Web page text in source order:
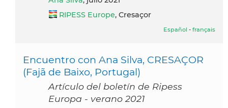
RIPESS Europe, Cresaçor
Español - français
Encuentro con Ana Silva, CRESAÇOR
(Fajã de Baixo, Portugal)
Artículo del boletín de Ripess
Europa - verano 2021